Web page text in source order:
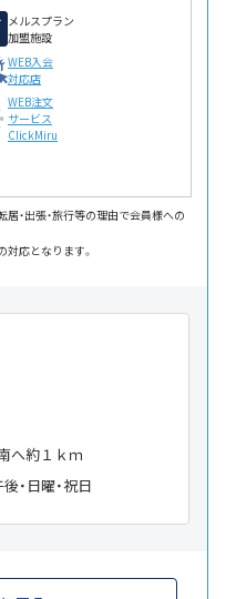
メルスプラン
加盟施設
WEB入会
対応店
WEB注文
サービス
ClickMiru
居・出張・旅行等の理由で会員様への
対応となります。
へ約１ｋｍ
・日曜・祝日